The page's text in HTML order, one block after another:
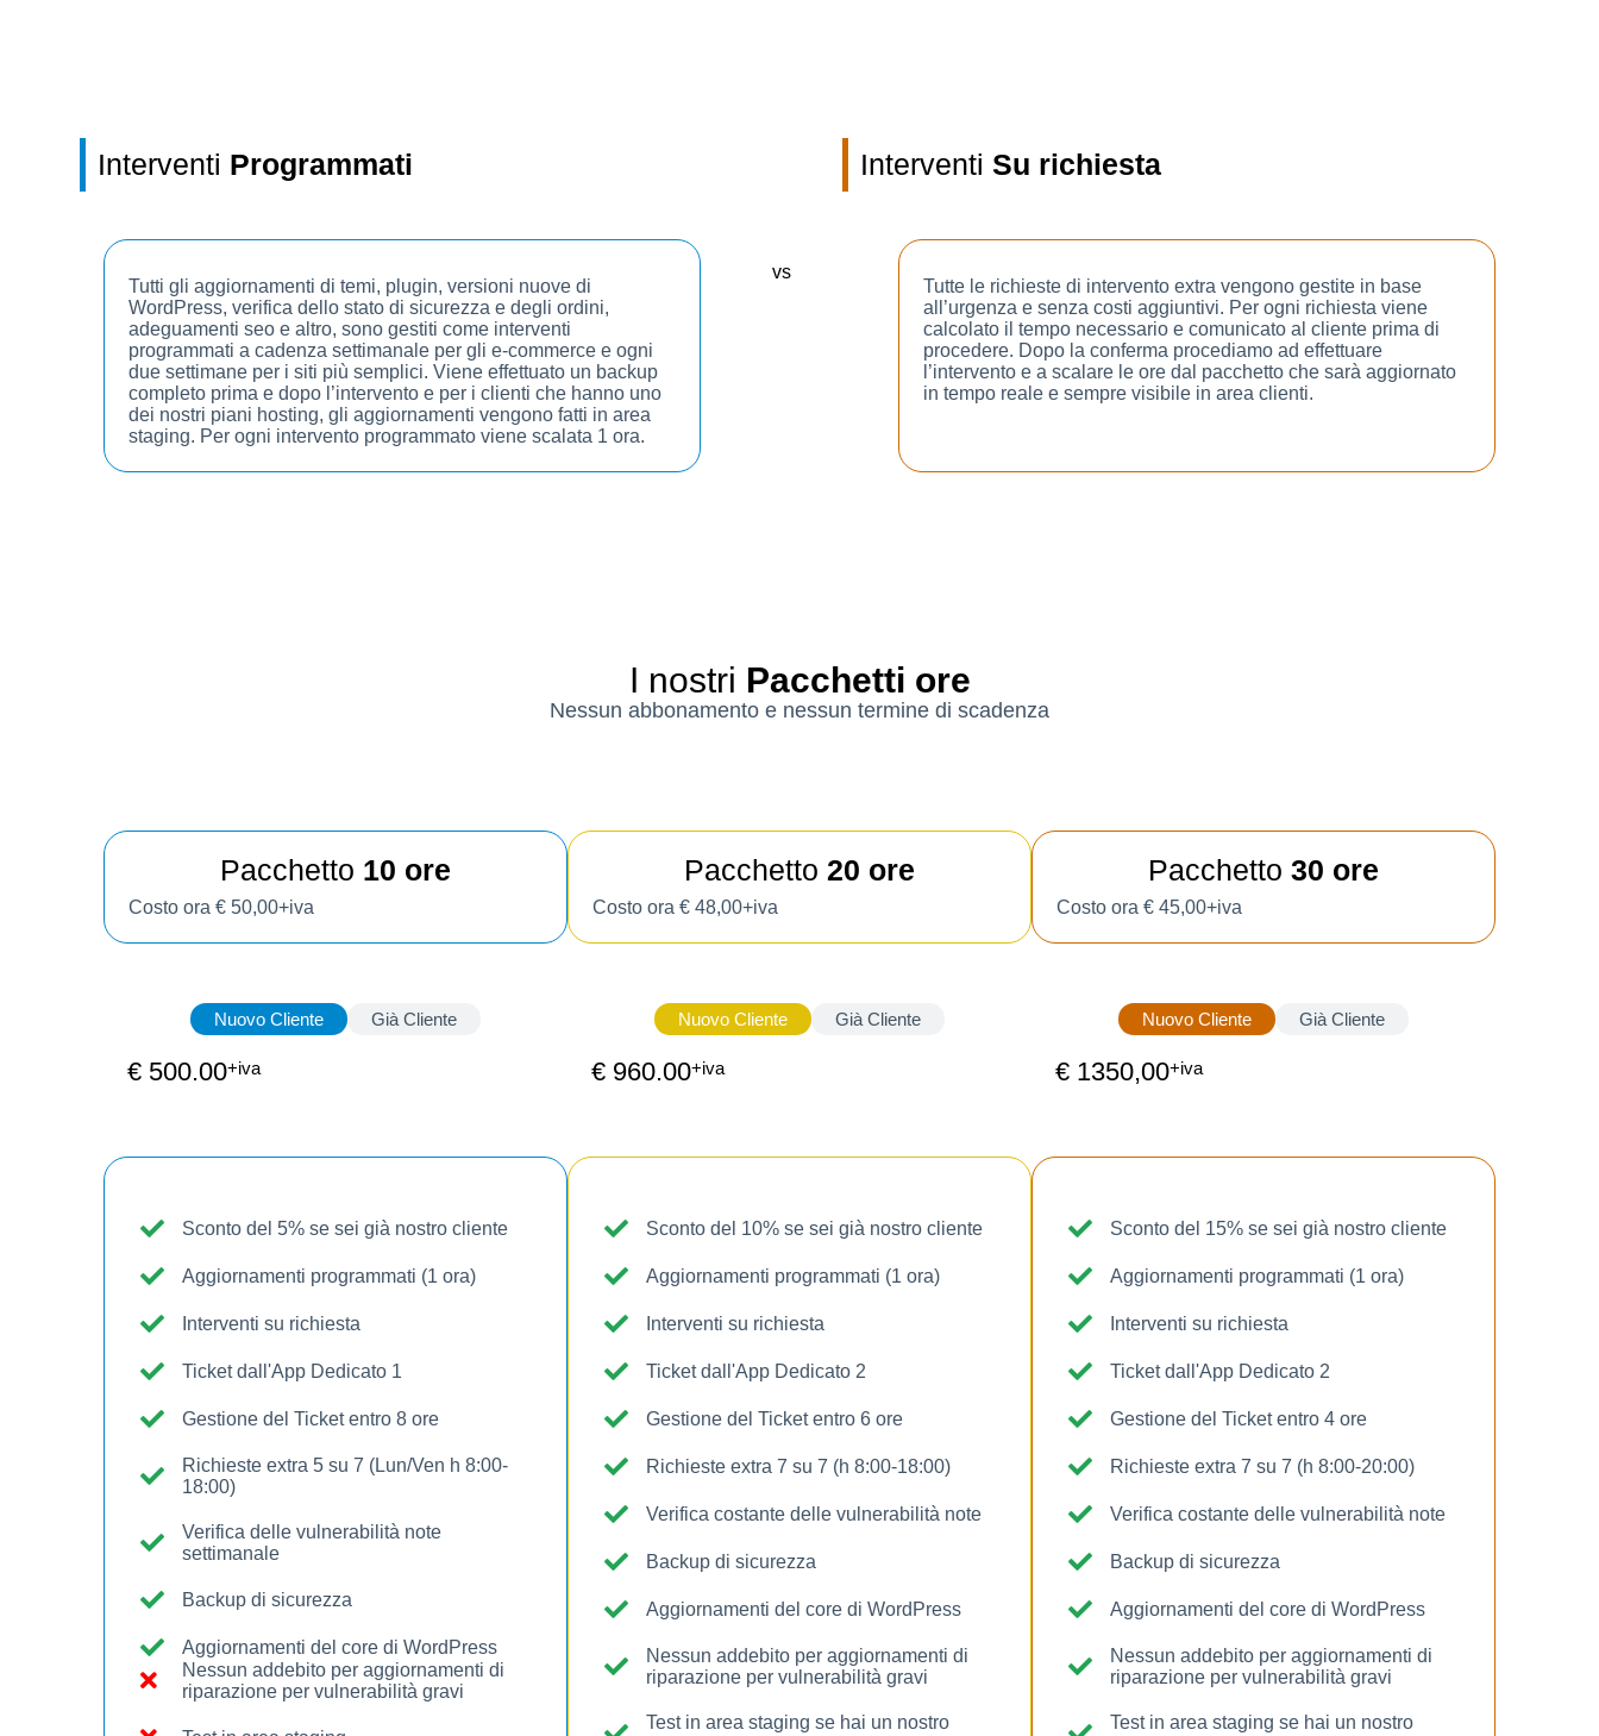
Interventi Programmati Interventi Su richiesta
Tutti gli aggiornamenti di temi, plugin, versioni nuove di
WordPress, verifica dello stato di sicurezza e degli ordini,
adeguamenti seo e altro, sono gestiti come interventi
programmati a cadenza settimanale per gli e-commerce e ogni
due settimane per i siti più semplici. Viene effettuato un backup
completo prima e dopo l’intervento e per i clienti che hanno uno
dei nostri piani hosting, gli aggiornamenti vengono fatti in area
staging. Per ogni intervento programmato viene scalata 1 ora.
vs
Tutte le richieste di intervento extra vengono gestite in base
all’urgenza e senza costi aggiuntivi. Per ogni richiesta viene
calcolato il tempo necessario e comunicato al cliente prima di
procedere. Dopo la conferma procediamo ad effettuare
l’intervento e a scalare le ore dal pacchetto che sarà aggiornato
in tempo reale e sempre visibile in area clienti.
I nostri Pacchetti ore
Nessun abbonamento e nessun termine di scadenza
Pacchetto 10 ore
Costo ora € 50,00+iva
Pacchetto 20 ore
Costo ora € 48,00+iva
Pacchetto 30 ore
Costo ora € 45,00+iva
Nuovo Cliente Già Cliente
€ 500.00+iva
Nuovo Cliente Già Cliente
€ 960.00+iva
Nuovo Cliente Già Cliente
€ 1350,00+iva
Sconto del 5% se sei già nostro cliente
Aggiornamenti programmati (1 ora)
Interventi su richiesta
Ticket dall'App Dedicato 1
Gestione del Ticket entro 8 ore
Richieste extra 5 su 7 (Lun/Ven h 8:00-
18:00)
Verifica delle vulnerabilità note
settimanale
Backup di sicurezza
Aggiornamenti del core di WordPress
Nessun addebito per aggiornamenti di
riparazione per vulnerabilità gravi
Sconto del 10% se sei già nostro cliente
Aggiornamenti programmati (1 ora)
Interventi su richiesta
Ticket dall'App Dedicato 2
Gestione del Ticket entro 6 ore
Richieste extra 7 su 7 (h 8:00-18:00)
Verifica costante delle vulnerabilità note
Backup di sicurezza
Aggiornamenti del core di WordPress
Nessun addebito per aggiornamenti di
riparazione per vulnerabilità gravi
Test in area staging se hai un nostro
Sconto del 15% se sei già nostro cliente
Aggiornamenti programmati (1 ora)
Interventi su richiesta
Ticket dall'App Dedicato 2
Gestione del Ticket entro 4 ore
Richieste extra 7 su 7 (h 8:00-20:00)
Verifica costante delle vulnerabilità note
Backup di sicurezza
Aggiornamenti del core di WordPress
Nessun addebito per aggiornamenti di
riparazione per vulnerabilità gravi
Test in area staging se hai un nostro